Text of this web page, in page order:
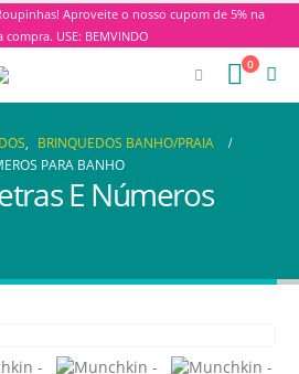
Aproveite o nosso cupom de 5% na
compra. USE: BEMVINDO
0
, BRINQUEDOS BANHO/PRAIA
PARA BANHO
E Números